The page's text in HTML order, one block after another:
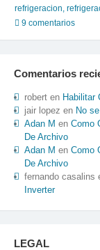
A9
en
un
Super
Plus
refrigeracion,
9 comentarios
Comentarios
roberten Habilitar
jair lopez en No
Adan M en Como
De Archivo
Adan M en Como
De Archivo
fernando casalins
Inverter
LEGAL